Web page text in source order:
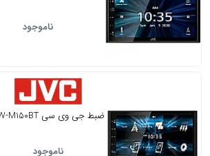
ناموجود
ضبط جی وی سی KW-M150BT
ناموجود